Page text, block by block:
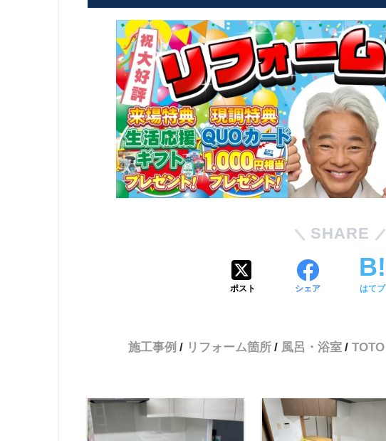
SHARE
ポスト シェア はてブ
施工事例
リフォーム箇所 風呂・浴室 TOTO